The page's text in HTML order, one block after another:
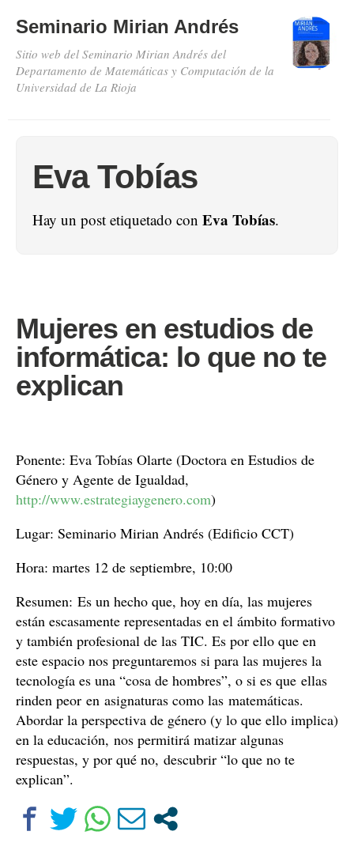
Seminario Mirian Andrés
Sitio web del Seminario Mirian Andrés del
Departamento de Matemáticas y Computación de la
Universidad de La Rioja
Eva Tobías
Hay un post etiquetado con Eva Tobías.
Mujeres en estudios de
informática: lo que no te
explican
Ponente: Eva Tobías Olarte (Doctora en Estudios de
Género y Agente de Igualdad,
http://www.estrategiaygenero.com)
Lugar: Seminario Mirian Andrés (Edificio CCT)
Hora: martes 12 de septiembre, 10:00
Resumen: Es un hecho que, hoy en día, las mujeres
están escasamente representadas en el ámbito formativo
y también profesional de las TIC. Es por ello que en
este espacio nos preguntaremos si para las mujeres la
tecnología es una “cosa de hombres”, o si es que ellas
rinden peor en asignaturas como las matemáticas.
Abordar la perspectiva de género (y lo que ello implica)
en la educación, nos permitirá matizar algunas
respuestas, y por qué no, descubrir “lo que no te
explican”.